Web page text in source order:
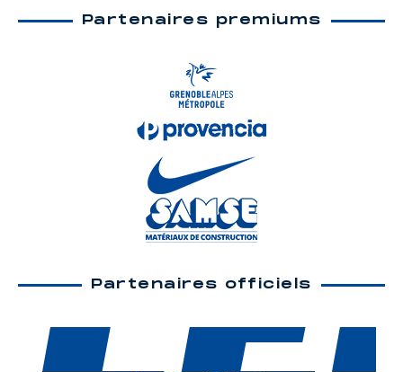
Partenaires premiums
Partenaires officiels